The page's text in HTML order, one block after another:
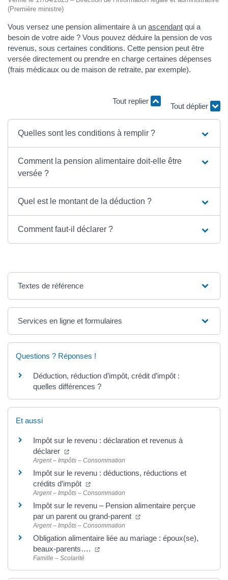
(Première ministre)
Vous versez une pension alimentaire à un ascendant qui a
besoin de votre aide ? Vous pouvez déduire la pension de vos
revenus, sous certaines conditions. Cette pension peut être
versée directement ou prendre en charge certaines dépenses
(frais médicaux ou de maison de retraite, par exemple).
Tout replier
Quelles sont les conditions à remplir ?
Comment la pension alimentaire doit-elle être
versée ?
Quel est le montant de la déduction ?
Comment faut-il déclarer ?
Textes de référence
Services en ligne et formulaires
Questions ? Réponses !
Déduction, réduction d’impôt, crédit d’impôt :
quelles différences ?
Et aussi
Impôt sur le revenu : déclaration et revenus à
déclarer
(ouverture dans un nouvel onglet)
Argent – Impôts – Consommation
Impôt sur le revenu : déductions, réductions et
crédits d’impôt
(ouverture dans un nouvel onglet)
Argent – Impôts – Consommation
Impôt sur le revenu – Pension alimentaire perçue
par un parent ou grand-parent
(ouverture dans un nouvel
Argent – Impôts – Consommation
Obligation alimentaire liée au mariage : époux(se),
beaux-parents….
(ouverture dans un nouvel onglet)
Famille – Scolarité